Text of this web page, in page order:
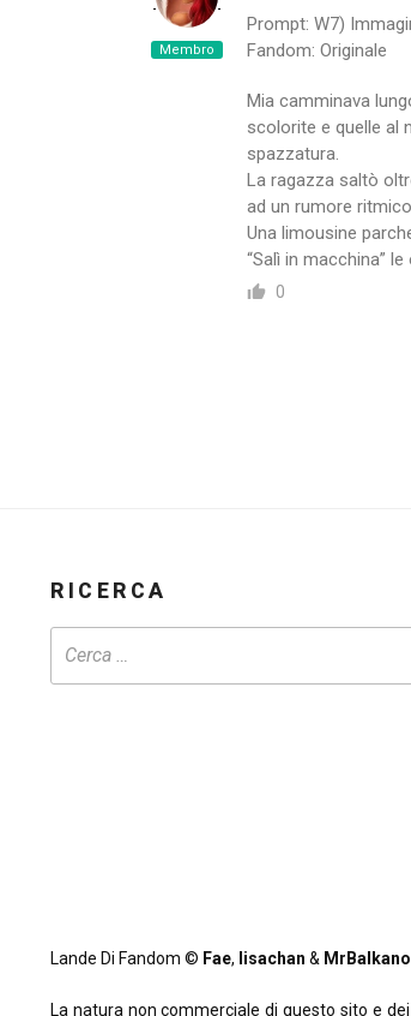
Membro
Prompt: W7)
Fandom: Originale
Mia camminava
scolorite e quelle al
spazzatura.
La ragazza saltò
ad un rumore
Una limousine
“Salì in macchina” le
0
RICERCA
Lande Di Fandom © Fae, lisachan &
La natura non commerciale di questo sito e